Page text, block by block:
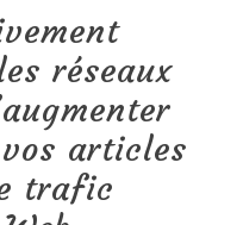
réseaux
articles
trafic